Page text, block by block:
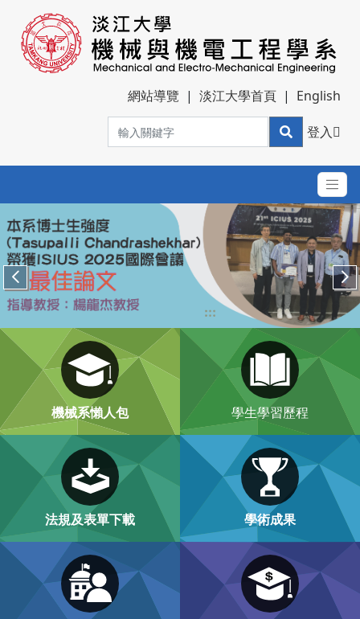
網站導覽 | 淡江大學首頁 | English
登入
機械系懶人包 學生學習歷程
法規及表單下載 學術成果